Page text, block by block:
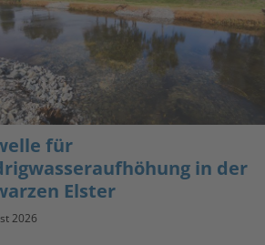
für
in der
Elster
2026